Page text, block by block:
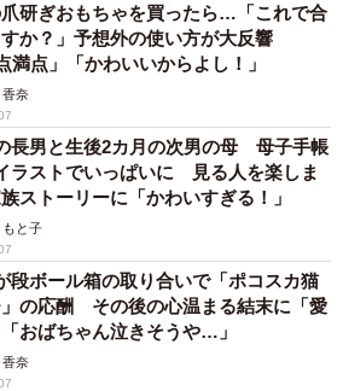
研ぎおもちゃを買ったら…「これで合
すか？」予想外の使い方が大反響
満点」「かわいいからよし！」
香奈
長男と生後2カ月の次男の母 母子手帳
ラストでいっぱいに 見る人を楽しま
ストーリーに「かわいすぎる！」
もと子
段ボール箱の取り合いで「ポコスカ猫
の応酬 その後の心温まる結末に「愛
おばちゃん泣きそうや…」
香奈